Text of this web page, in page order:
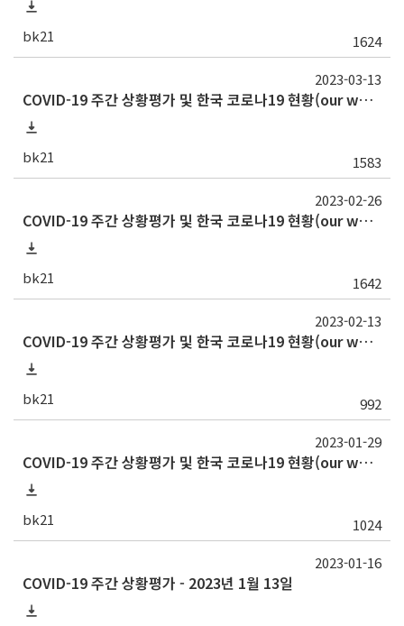
bk21 1624
COVID-19 주간 상황평가 및 한국 코로나19 현황(our world in data) - 2023년 3월 10일
bk21 1583
2023-03-13
COVID-19 주간 상황평가 및 한국 코로나19 현황(our world in data) - 2023년 2월 24일
bk21 1642
2023-02-26
COVID-19 주간 상황평가 및 한국 코로나19 현황(our world in data) - 2023년 2월 10일
bk21 992
2023-02-13
COVID-19 주간 상황평가 및 한국 코로나19 현황(our world in data) - 2023년 1월 27일
bk21 1024
2023-01-29
COVID-19 주간 상황평가 - 2023년 1월 13일
2023-01-16